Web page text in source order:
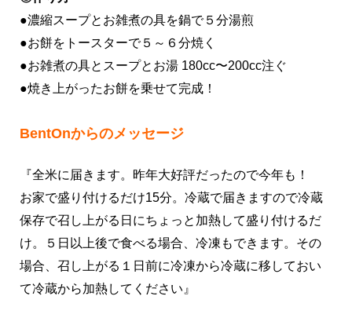
●濃縮スープとお雑煮の具を鍋で５分湯煎
●お餅をトースターで５～６分焼く
●お雑煮の具とスープとお湯 180cc〜200cc注ぐ
●焼き上がったお餅を乗せて完成！
BentOnからのメッセージ
『全米に届きます。昨年大好評だったので今年も！
お家で盛り付けるだけ15分。冷蔵で届きますので冷蔵
保存で召し上がる日にちょっと加熱して盛り付けるだ
け。５日以上後で食べる場合、冷凍もできます。その
場合、召し上がる１日前に冷凍から冷蔵に移しておい
て冷蔵から加熱してください』